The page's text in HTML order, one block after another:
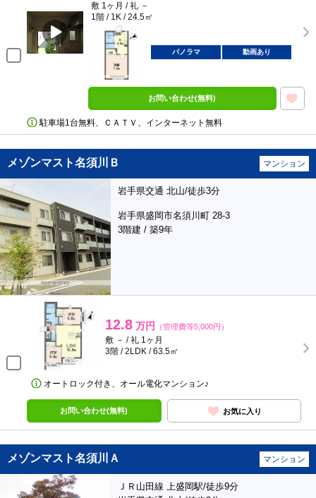
敷 1ヶ月 / 礼 －
1階 / 1K / 24.5㎡
パノラマ 動画あり
お問い合わせ(無料)
駐車場1台無料、ＣＡＴＶ、インターネット無料
メゾンマスト名須川Ｂ マンション
岩手県交通 北山/徒歩3分
岩手県盛岡市名須川町 28-3
3階建 / 築9年
12.8 万円 （管理費等5,000円）
敷 － / 礼 1ヶ月
3階 / 2LDK / 63.5㎡
オートロック付き、オール電化マンション♪
お問い合わせ(無料) お気に入り
メゾンマスト名須川Ａ マンション
ＪＲ山田線 上盛岡駅/徒歩9分